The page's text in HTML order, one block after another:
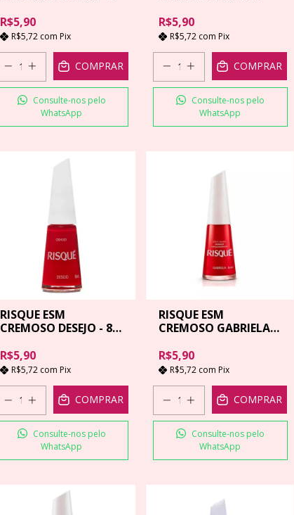
R$5,90
R$5,72 com Pix
COMPRAR
Consulte-nos pelo
WhatsApp
R$5,90
R$5,72 com Pix
COMPRAR
Consulte-nos pelo
WhatsApp
RISQUE ESM
CREMOSO DESEJO - 8
R$5,90
R$5,72 com Pix
COMPRAR
Consulte-nos pelo
WhatsApp
RISQUE ESM
CREMOSO GABRIELA -
R$5,90
R$5,72 com Pix
COMPRAR
Consulte-nos pelo
WhatsApp